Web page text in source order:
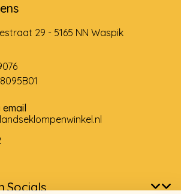
29 - 5165 NN Waspik
Socials